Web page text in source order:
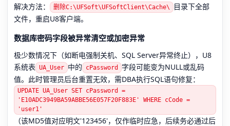
解决方法：
删除C:\UFSoft\UFSoftClient\Cache\
目录下全部
文件，重启U8客户端。
数据库密码字段被异常清空或加密异常
极少数情况下（如断电强制关机、SQL Server异常终止），U8
系统表 UA_User 中的 cPassword
字段可能变为NULL或乱码
值。此时管理员后台重置无效，需DBA执行SQL语句修复：
UPDATE UA_User SET cPassword =
'E10ADC3949BA59ABBE56E057F20F883E' WHERE cCode =
'user1'
（该MD5值对应明文'123456'，仅作临时应急，后续务必通过后